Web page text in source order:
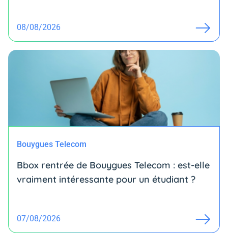
08/08/2026
Bouygues Telecom
Bbox rentrée de Bouygues Telecom : est-elle
vraiment intéressante pour un étudiant ?
07/08/2026